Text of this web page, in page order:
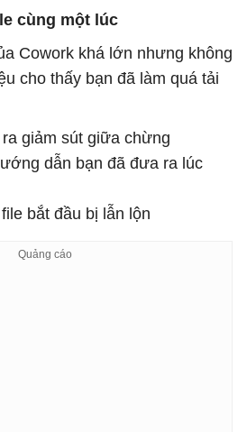
cùng một lúc
Cowork khá lớn nhưng không
cho thấy bạn đã làm quá tải
giảm sút giữa chừng
dẫn bạn đã đưa ra lúc
bắt đầu bị lẫn lộn